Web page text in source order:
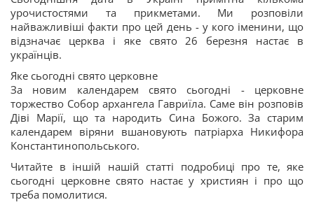
урочистостями та прикметами. Ми розповіли
найважливіші факти про цей день - у кого іменини, що
відзначає церква і яке свято 26 березня настає в
українців.
Яке сьогодні свято церковне
За новим календарем свято сьогодні - церковне
торжество Собор архангела Гавриїла. Саме він розповів
Діві Марії, що та народить Сина Божого. За старим
календарем віряни вшановують патріарха Никифора
Константинопольського.
Читайте в іншій нашій статті подробиці про те, яке
сьогодні церковне свято настає у християн і про що
треба помолитися.